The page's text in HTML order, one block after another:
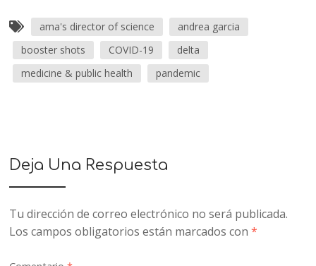
ama's director of science
andrea garcia
booster shots
COVID-19
delta
medicine & public health
pandemic
Deja Una Respuesta
Tu dirección de correo electrónico no será publicada.
Los campos obligatorios están marcados con*